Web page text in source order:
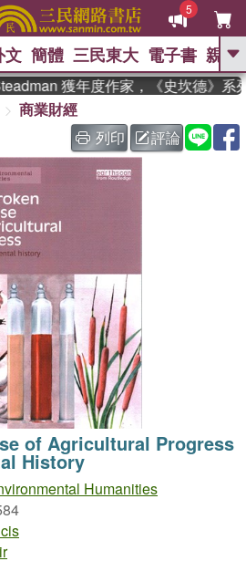
5
GO
熱搜： 東野圭吾
The Odyssey 、 父親節 、 如果歷
史是一群喵 、 暑期推薦 、 國際布克
獎 臺灣漫遊錄
、 方念華
登輝時代
偉大的迷走神經
文 簡體 三民東大 電子書 親子
獲年度作家，《史坎德》系列
商業財經
列印
評論
of Agricultural Progress
History
Humanities